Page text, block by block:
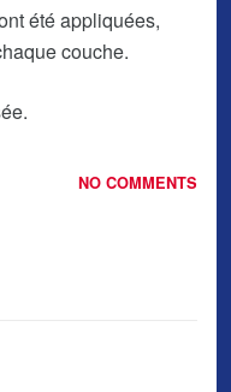
été appliquées,
couche.
NO COMMENTS